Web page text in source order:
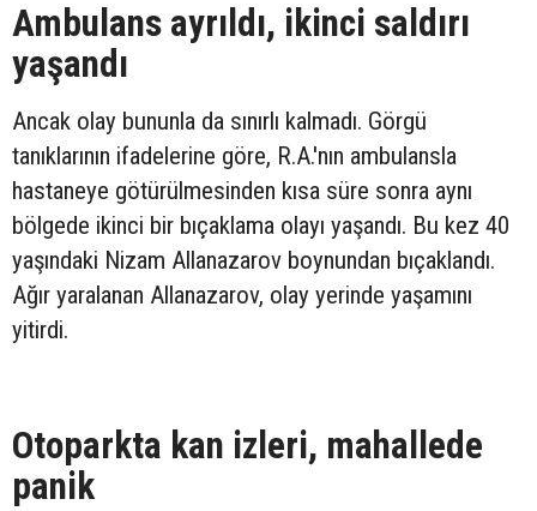
Ambulans ayrıldı, ikinci saldırı
yaşandı
Ancak olay bununla da sınırlı kalmadı. Görgü
tanıklarının ifadelerine göre, R.A.'nın ambulansla
hastaneye götürülmesinden kısa süre sonra aynı
bölgede ikinci bir bıçaklama olayı yaşandı. Bu kez 40
yaşındaki Nizam Allanazarov boynundan bıçaklandı.
Ağır yaralanan Allanazarov, olay yerinde yaşamını
yitirdi.
Otoparkta kan izleri, mahallede
panik